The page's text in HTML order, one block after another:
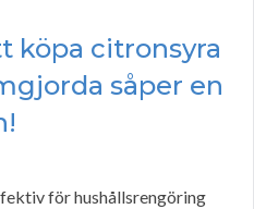
köpa citronsyra
såper en
för hushållsrengöring